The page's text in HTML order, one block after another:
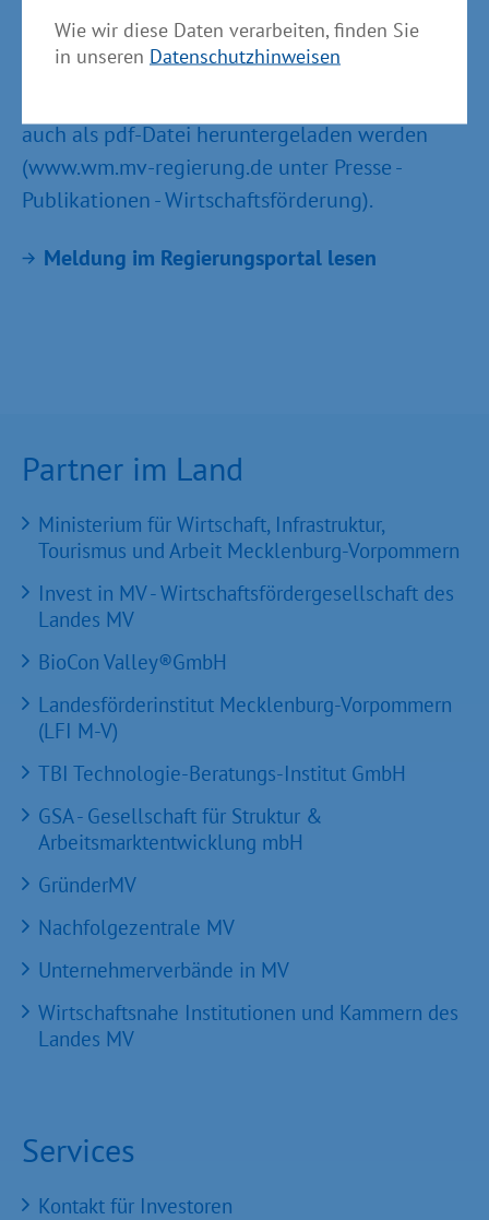
Wie wir diese Daten verarbeiten, finden Sie
in unseren Datenschutzhinweisen
0385/588-5067 erhältlich oder kann per E-Mail
bestellt werden unter: presse@wm.mv-
auch als pdf-Datei heruntergeladen werden
(www.wm.mv-regierung.de unter Presse -
Publikationen - Wirtschaftsförderung).
Meldung im Regierungsportal lesen
Partner im Land
Ministerium für Wirtschaft, Infrastruktur,
Tourismus und Arbeit Mecklenburg-Vorpommern
Invest in MV - Wirtschaftsfördergesellschaft des
Landes MV
BioCon Valley®GmbH
Landesförderinstitut Mecklenburg-Vorpommern
(LFI M-V)
TBI Technologie-Beratungs-Institut GmbH
GSA - Gesellschaft für Struktur &
Arbeitsmarktentwicklung mbH
GründerMV
Nachfolgezentrale MV
Unternehmerverbände in MV
Wirtschaftsnahe Institutionen und Kammern des
Landes MV
Services
Kontakt für Investoren